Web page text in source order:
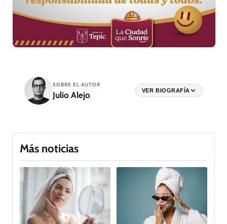
SOBRE EL AUTOR
Julio Alejo VER BIOGRAFÍA
Más noticias